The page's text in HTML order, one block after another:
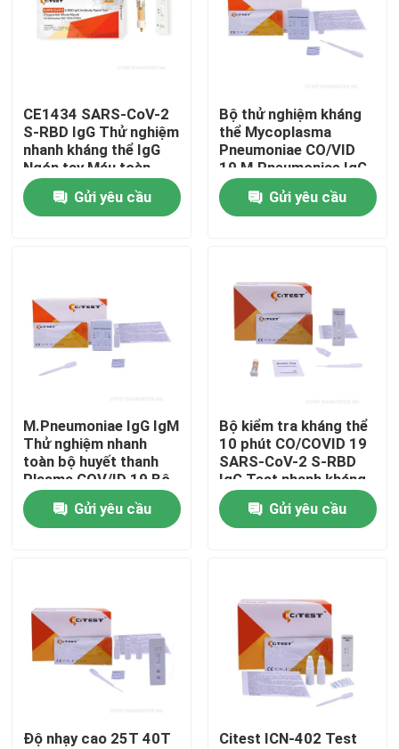
Về chúng tôi
Kiểm soát chất lượng
Liên hệ chúng tôi
Bộ kiểm tra nhanh kháng nguyên COVID 19
Bộ kiểm tra kháng thể COVID 19
Bộ kiểm tra sức khỏe phụ nữ
CE1434 SARS-CoV-2
S-RBD IgG Thử nghiệm
nhanh kháng thể IgG
Ngón tay Máu toàn
phần
Gửi yêu cầu
Bộ thử nghiệm kháng
thể Mycoplasma
Pneumoniae CO/VID
19 M.Pneumoniae IgG
Combo Rapid Test
Gửi yêu cầu
M.Pneumoniae IgG IgM
Thử nghiệm nhanh
toàn bộ huyết thanh
Plasma COV/ID 19 Bộ
thử nghiệm kháng thể
Gửi yêu cầu
Bộ kiểm tra kháng thể
10 phút CO/COVID 19
SARS-CoV-2 S-RBD
IgG Test nhanh kháng
thể
Gửi yêu cầu
Độ nhạy cao 25T 40T
Citest ICN-402 Test